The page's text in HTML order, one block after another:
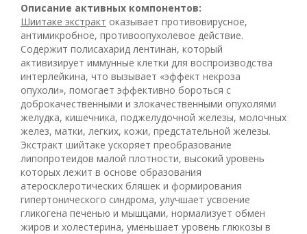
Описание активных компонентов:
Шиитаке экстракт оказывает противовирусное,
антимикробное, противоопухолевое действие.
Содержит полисахарид лентинан, который
активизирует иммунные клетки для воспроизводства
интерлейкина, что вызывает «эффект некроза
опухоли», помогает эффективно бороться с
доброкачественными и злокачественными опухолями
желудка, кишечника, поджелудочной железы, молочных
желез, матки, легких, кожи, предстательной железы.
Экстракт шийтаке ускоряет преобразование
липопротеидов малой плотности, высокий уровень
которых лежит в основе образования
атеросклеротических бляшек и формирования
гипертонического синдрома, улучшает усвоение
гликогена печенью и мышцами, нормализует обмен
жиров и холестерина, уменьшает уровень глюкозы в